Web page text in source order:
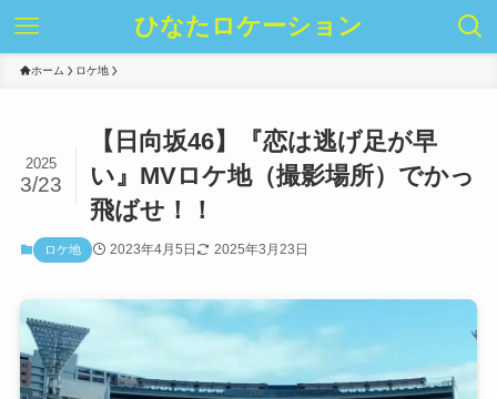
ひなたロケーション
ホーム ロケ地
【日向坂46】『恋は逃げ足が早
い』MVロケ地（撮影場所）でかっ
飛ばせ！！
2025
3/23
ロケ地 2023年4月5日 2025年3月23日